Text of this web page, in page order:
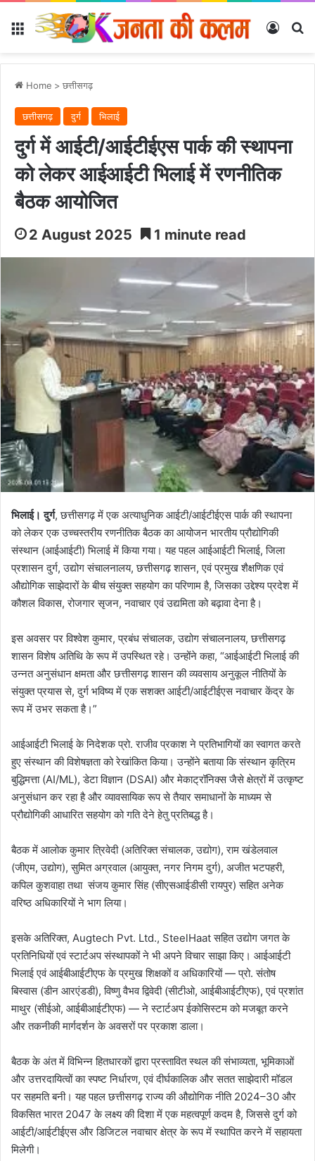
Menu Log In
Home > छत्तीसगढ़
छत्तीसगढ़ दुर्ग भिलाई
दुर्ग में आईटी/आईटीईएस पार्क की स्थापना
को लेकर आईआईटी भिलाई में रणनीतिक
बैठक आयोजित
2 August 2025 1 minute read
भिलाई। दुर्ग, छत्तीसगढ़ में एक अत्याधुनिक आईटी/आईटीईएस पार्क की स्थापना
को लेकर एक उच्चस्तरीय रणनीतिक बैठक का आयोजन भारतीय प्रौद्योगिकी
संस्थान (आईआईटी) भिलाई में किया गया। यह पहल आईआईटी भिलाई, जिला
प्रशासन दुर्ग, उद्योग संचालनालय, छत्तीसगढ़ शासन, एवं प्रमुख शैक्षणिक एवं
औद्योगिक साझेदारों के बीच संयुक्त सहयोग का परिणाम है, जिसका उद्देश्य प्रदेश में
कौशल विकास, रोजगार सृजन, नवाचार एवं उद्यमिता को बढ़ावा देना है।
इस अवसर पर विश्वेश कुमार, प्रबंध संचालक, उद्योग संचालनालय, छत्तीसगढ़
शासन विशेष अतिथि के रूप में उपस्थित रहे। उन्होंने कहा, “आईआईटी भिलाई की
उन्नत अनुसंधान क्षमता और छत्तीसगढ़ शासन की व्यवसाय अनुकूल नीतियों के
संयुक्त प्रयास से, दुर्ग भविष्य में एक सशक्त आईटी/आईटीईएस नवाचार केंद्र के
रूप में उभर सकता है।”
आईआईटी भिलाई के निदेशक प्रो. राजीव प्रकाश ने प्रतिभागियों का स्वागत करते
हुए संस्थान की विशेषज्ञता को रेखांकित किया। उन्होंने बताया कि संस्थान कृत्रिम
बुद्धिमत्ता (AI/ML), डेटा विज्ञान (DSAI) और मेकाट्रॉनिक्स जैसे क्षेत्रों में उत्कृष्ट
अनुसंधान कर रहा है और व्यावसायिक रूप से तैयार समाधानों के माध्यम से
प्रौद्योगिकी आधारित सहयोग को गति देने हेतु प्रतिबद्ध है।
बैठक में आलोक कुमार त्रिवेदी (अतिरिक्त संचालक, उद्योग), राम खंडेलवाल
(जीएम, उद्योग), सुमित अग्रवाल (आयुक्त, नगर निगम दुर्ग), अजीत भटपहरी,
कपिल कुशवाहा तथा संजय कुमार सिंह (सीएसआईडीसी रायपुर) सहित अनेक
वरिष्ठ अधिकारियों ने भाग लिया।
इसके अतिरिक्त, Augtech Pvt. Ltd., SteelHaat सहित उद्योग जगत के
प्रतिनिधियों एवं स्टार्टअप संस्थापकों ने भी अपने विचार साझा किए। आईआईटी
भिलाई एवं आईबीआईटीएफ के प्रमुख शिक्षकों व अधिकारियों — प्रो. संतोष
बिस्वास (डीन आरएंडडी), विष्णु वैभव द्विवेदी (सीटीओ, आईबीआईटीएफ), एवं प्रशांत
माथुर (सीईओ, आईबीआईटीएफ) — ने स्टार्टअप ईकोसिस्टम को मजबूत करने
और तकनीकी मार्गदर्शन के अवसरों पर प्रकाश डाला।
बैठक के अंत में विभिन्न हितधारकों द्वारा प्रस्तावित स्थल की संभाव्यता, भूमिकाओं
और उत्तरदायित्वों का स्पष्ट निर्धारण, एवं दीर्घकालिक और सतत साझेदारी मॉडल
पर सहमति बनी। यह पहल छत्तीसगढ़ राज्य की औद्योगिक नीति 2024–30 और
विकसित भारत 2047 के लक्ष्य की दिशा में एक महत्वपूर्ण कदम है, जिससे दुर्ग को
आईटी/आईटीईएस और डिजिटल नवाचार क्षेत्र के रूप में स्थापित करने में सहायता
मिलेगी।